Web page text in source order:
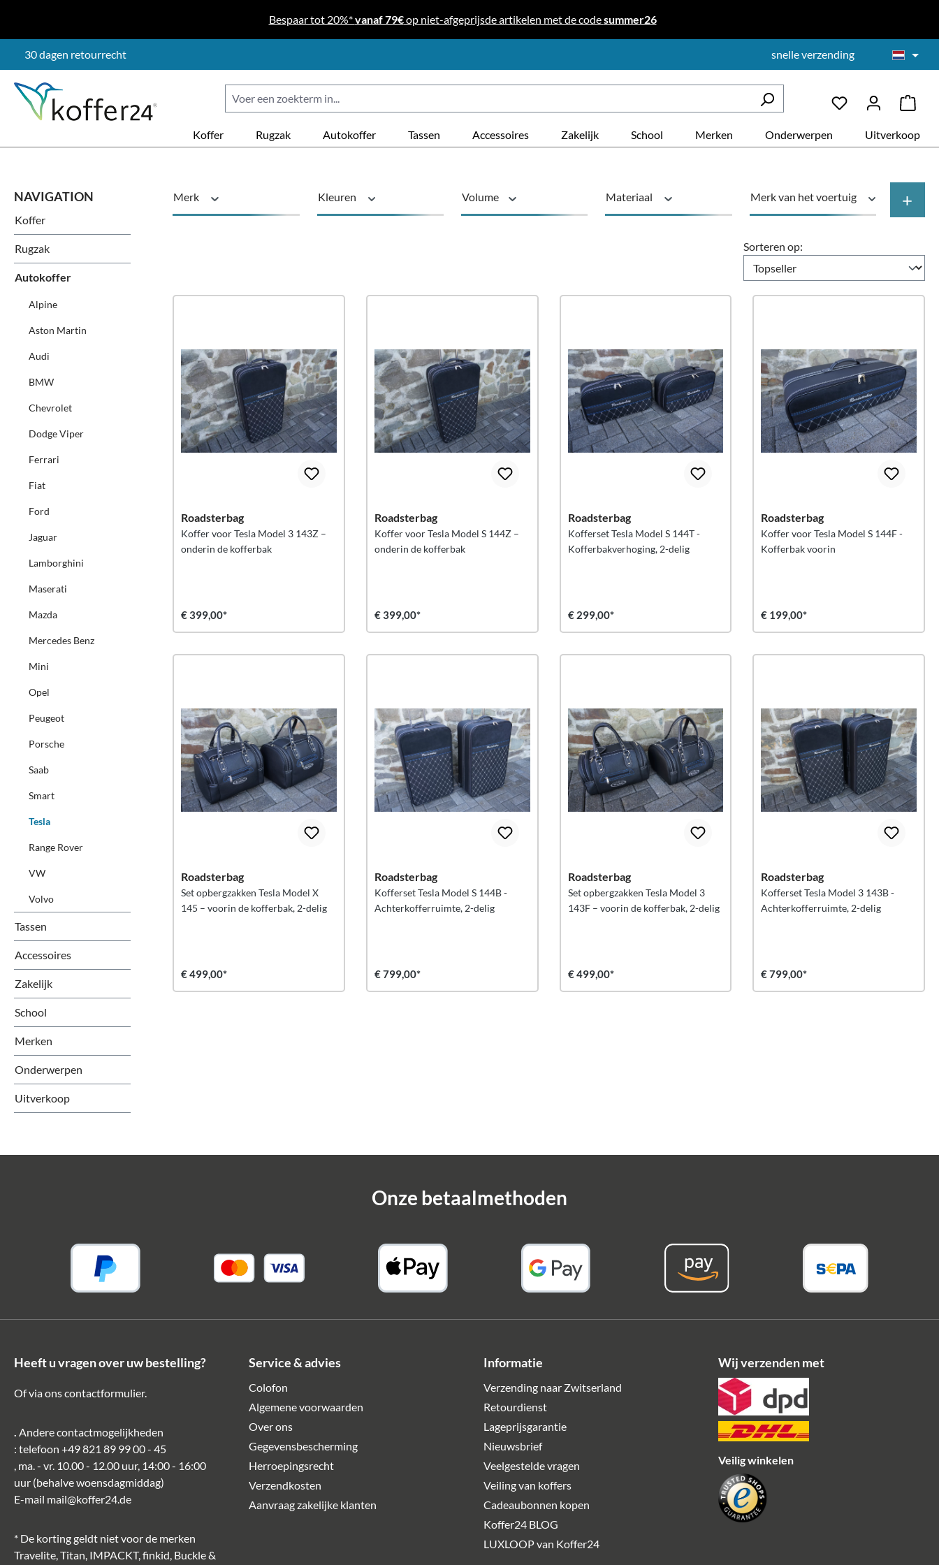
Bespaar tot 20%*vanaf 79€op niet-afgeprijsde artikelen met de codesummer26
30 dagen retourrecht snelle verzending
Koffer Rugzak Autokoffer Tassen Accessoires Zakelijk School Merken Onderwerpen Uitverkoop
Koffer
Rugzak
Autokoffer
Alpine
Aston Martin
Audi
BMW
Chevrolet
Dodge Viper
Ferrari
Fiat
Ford
Jaguar
Lamborghini
Maserati
Mazda
Mercedes Benz
Mini
Opel
Peugeot
Porsche
Saab
Smart
Tesla
Range Rover
VW
Volvo
Tassen
Accessoires
Zakelijk
School
Merken
Onderwerpen
Uitverkoop
Merk Kleuren Volume Materiaal Merk van het voertuig +
Sorteren op:
Roadsterbag
Koffer voor Tesla Model 3 143Z –
onderin de kofferbak
€ 399,00*
Roadsterbag
Koffer voor Tesla Model S 144Z –
onderin de kofferbak
€ 399,00*
Roadsterbag
Kofferset Tesla Model S 144T -
Kofferbakverhoging, 2-delig
€ 299,00*
Roadsterbag
Koffer voor Tesla Model S 144F -
Kofferbak voorin
€ 199,00*
Roadsterbag
Set opbergzakken Tesla Model X
145 – voorin de kofferbak, 2-delig
€ 499,00*
Roadsterbag
Kofferset Tesla Model S 144B -
Achterkofferruimte, 2-delig
€ 799,00*
Roadsterbag
Set opbergzakken Tesla Model 3
143F – voorin de kofferbak, 2-delig
€ 499,00*
Roadsterbag
Kofferset Tesla Model 3 143B -
Achterkofferruimte, 2-delig
€ 799,00*
Onze betaalmethoden
Heeft u vragen over uw bestelling?
Of via onscontactformulier.
. Andere contactmogelijkheden
: telefoon +49 821 89 99 00 - 45
, ma. - vr. 10.00 - 12.00 uur, 14:00 - 16:00
uur (behalve woensdagmiddag)
E-mail mail@koffer24.de
* De korting geldt niet voor de merken
Travelite, Titan, IMPACKT, finkid, Buckle &
Service & advies
Colofon
Algemene voorwaarden
Over ons
Gegevensbescherming
Herroepingsrecht
Verzendkosten
Aanvraag zakelijke klanten
Informatie
Verzending naar Zwitserland
Retourdienst
Lageprijsgarantie
Nieuwsbrief
Veelgestelde vragen
Veiling van koffers
Cadeaubonnen kopen
Koffer24 BLOG
LUXLOOP van Koffer24
Wij verzenden met
Veilig winkelen